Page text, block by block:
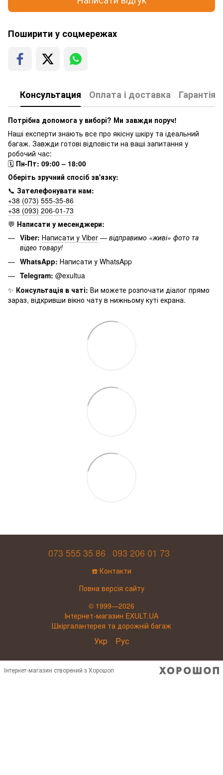
Поширити у соцмережах
Консультация Оплата і доставка Гарантія
Потрібна допомога у виборі? Ми завжди поруч!
Наші експерти знають все про якісну шкіру та ідеальний
багаж. Завжди готові відповісти на ваші запитання у
робочий час:
🗓 Пн-Пт: 09:00 – 18:00
Оберіть зручний спосіб зв'язку:
📞 Зателефонувати нам:
+38 (073) 555-35-86
+38 (093) 206-01-73
💬 Написати у месенджери:
Viber: Написати у Viber — відправимо «живі» фото та
відео товару!
WhatsApp: Написати у WhatsApp
Telegram: @exultua
✨ Консультація в чаті: Ви можете розпочати діалог прямо
зараз, відкривши вікно чату в нижньому куті екрана.
073 555 35 86 093 206 01 73
☎️ Контакти
Повна версія сайту
© 1999—2026
Інтернет-магазин EXULT.UA
Шкіргалантерея та дорожній багаж
Укр Рус
Інтернет-магазин створений з Хорошоп